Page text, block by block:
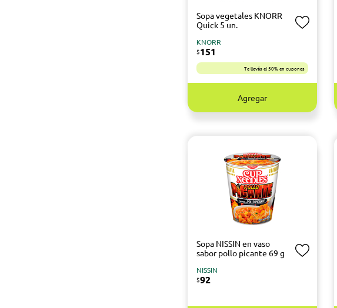
Sopa vegetales KNORR
Quick 5 un.
KNORR
$151
Te llevás el 50% en cupones
Agregar
Sopa NISSIN en vaso
sabor pollo picante 69 g
NISSIN
$92